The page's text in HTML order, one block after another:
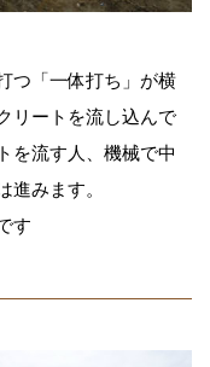
つ「一体打ち」が横
リートを流し込んで
を流す人、機械で中
進みます。
す